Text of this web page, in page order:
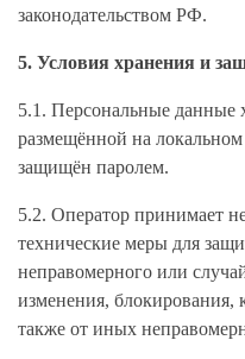
законодательством РФ.
5. Условия хранения и
5.1. Персональные данные
размещённой на
защищён паролем.
5.2. Оператор принимает
технические меры для
неправомерного или
изменения, блокирования,
также от иных